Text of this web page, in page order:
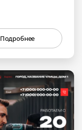
Подробнее